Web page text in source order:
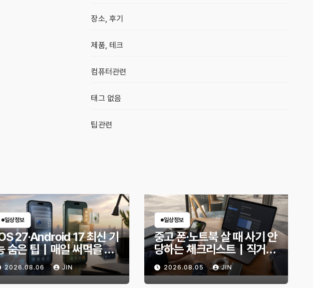
장소, 후기
제품, 테크
컴퓨터관련
태그 없음
팁관련
일상정보
27·Android 17 최신 기
숨은 팁｜매일 써먹을 만
기능만 골랐다
2026.08.06 JIN
일상정보
중고 폰·노트북 살 때 사기 안
당하는 체크리스트｜직거래
전 무엇을 확인해야 할까?
2026.08.05 JIN